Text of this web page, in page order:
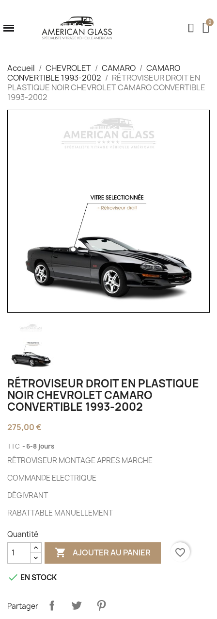
Accueil CHEVROLET CAMARO
CAMARO
CONVERTIBLE 1993-2002
RÉTROVISEUR DROIT EN
PLASTIQUE NOIR CHEVROLET CAMARO CONVERTIBLE
1993-2002
RÉTROVISEUR DROIT EN PLASTIQUE
NOIR CHEVROLET CAMARO
CONVERTIBLE 1993-2002
275,00 €
TTC 6-8 jours
RÉTROVISEUR MONTAGE APRES MARCHE
COMMANDE ELECTRIQUE
DÉGIVRANT
RABATTABLE MANUELLEMENT
Quantité
 AJOUTER AU PANIER favorite_border
 EN STOCK
Partager